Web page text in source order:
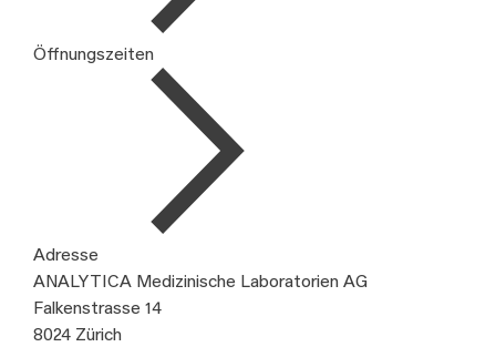
Öffnungszeiten
Adresse
ANALYTICA Medizinische Laboratorien AG
Falkenstrasse 14
8024 Zürich